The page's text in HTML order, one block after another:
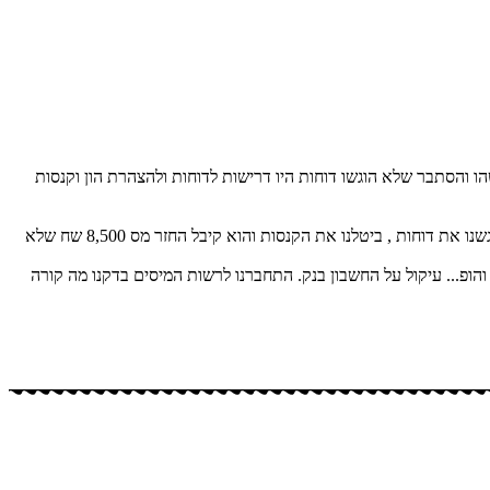
שלא הוגשו דוחות היו דרישות לדוחות ולהצהרת הון וקנסות
לקוח שהגיע עם קנסות ועיקולים על אי הגשת דוחות לא היה לו מושג עבור אלו שנים עליו להגיש בתוך שעה התחברנו לרשות המיסים הבנו מה הבעיה הגשנו את דוחות , ביטלנו את הקנסות והוא קיבל החזר מס 8,500 שח שלא
ומתי והופ... עיקול על החשבון בנק. התחברנו לרשות המיסים בדקנו מה קורה